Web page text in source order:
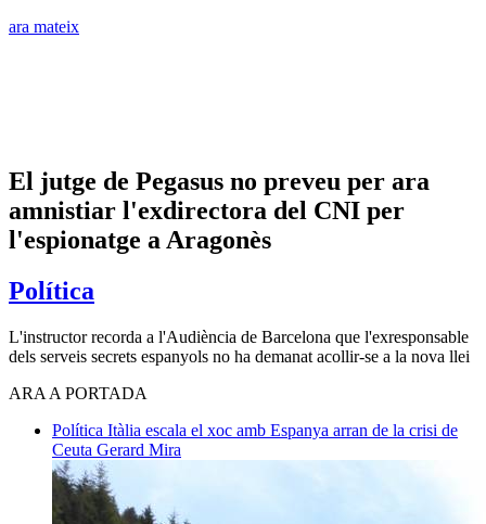
ara mateix
El jutge de Pegasus no preveu per ara
amnistiar l'exdirectora del CNI per
l'espionatge a Aragonès
Política
L'instructor recorda a l'Audiència de Barcelona que l'exresponsable
dels serveis secrets espanyols no ha demanat acollir-se a la nova llei
ARA A PORTADA
Política Itàlia escala el xoc amb Espanya arran de la crisi de
Ceuta Gerard Mira